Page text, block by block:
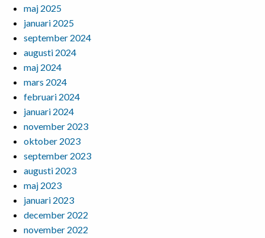
maj 2025
januari 2025
september 2024
augusti 2024
maj 2024
mars 2024
februari 2024
januari 2024
november 2023
oktober 2023
september 2023
augusti 2023
maj 2023
januari 2023
december 2022
november 2022